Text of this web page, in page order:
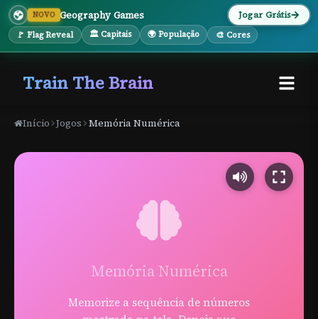
NOVO Geography Games
🚩 Flag Reveal 🏛 Capitais 🌍 População 🎨 Cores
Jogar Grátis
Train The Brain
Início Jogos Memória Numérica
Memória Numérica
Memorize a sequência de números